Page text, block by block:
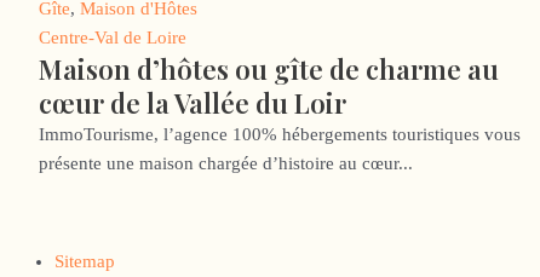
Gîte, Maison d'Hôtes
Centre-Val de Loire
Maison d’hôtes ou gîte de charme au
cœur de la Vallée du Loir
ImmoTourisme, l’agence 100% hébergements touristiques vous
présente une maison chargée d’histoire au cœur...
Sitemap